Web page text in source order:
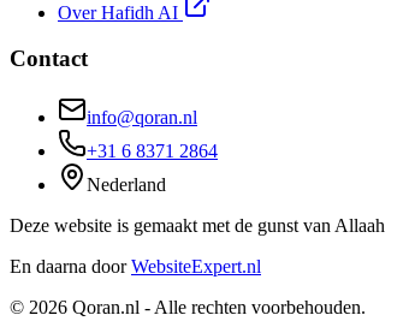
Over Hafidh AI
Contact
info@qoran.nl
+31 6 8371 2864
Nederland
Deze website is gemaakt met de gunst van Allaah
En daarna doorWebsiteExpert.nl
© 2026 Qoran.nl - Alle rechten voorbehouden.